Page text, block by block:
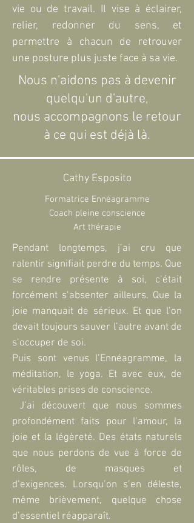
vie ou de travail. Il vise à éclairer,
relier, redonner du sens, et
permettre à chacun de retrouver
une posture plus juste face à sa vie.
Nous n'aidons pas à devenir
quelqu'un d'autre,
nous accompagnons le retour
à ce qui est déjà là.
Cathy Esposito
Formatrice Ennéagramme
Coach pleine conscience
Art thérapie
Pendant longtemps, j’ai cru que
ralentir signifiait perdre du temps. Que
se rendre présente à soi, c’était
forcément s’absenter ailleurs. Que la
joie manquait de sérieux. Et que l’on
devait toujours sauver l’autre avant de
s’occuper de soi.
Puis sont venus l’Ennéagramme, la
méditation, le yoga. Et avec eux, de
véritables prises de conscience.
J’ai découvert que nous sommes
profondément faits pour l’amour, la
joie et la légèreté. Des états naturels
que nous perdons de vue à force de
rôles, de masques et
d’exigences. Lorsqu’on s’en déleste,
même brièvement, quelque chose
d’essentiel réapparaît.